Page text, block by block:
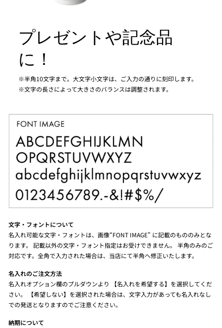
プレゼントや記念品
に！
※半角10文字まで。大文字小文字は、ご入力の通りに刻印します。
※文字の長さによって大きさのバランスは調整されます。
文字・フォントについて
名入れ可能な文字・フォントは、画像“FONT IMAGE" に記載のもののみとな
ります。 記載以外の文字・フォント指定はお受けできません。 半角のみのご
対応です。全角で入力された場合は、当店にて半角へ修正いたします。
名入れのご注文方法
名入れオプション欄のプルダウンより 【名入れを希望する】を選択してくだ
さい。 【希望しない】を選択された場合は、文字入力があっても名入れなし
での発送となりますのでご注意ください。
納期について